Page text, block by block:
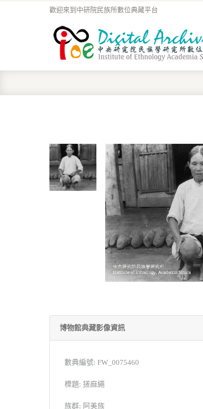
歡迎來到中研院民族所數位典藏平台
博物館典藏影像資訊
數典編號: FW_0075460
標題: 搓麻繩
族群: 阿美族